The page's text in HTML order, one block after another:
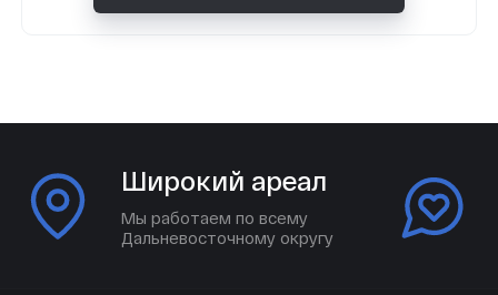
Широкий ареал
Мы работаем по всему
Дальневосточному округу